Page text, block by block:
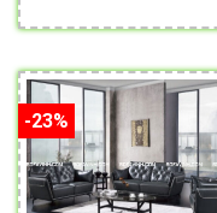
-23%